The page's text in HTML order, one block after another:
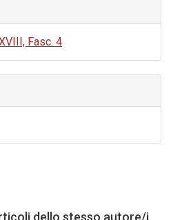
Fasc. 4
dello stesso autore/i